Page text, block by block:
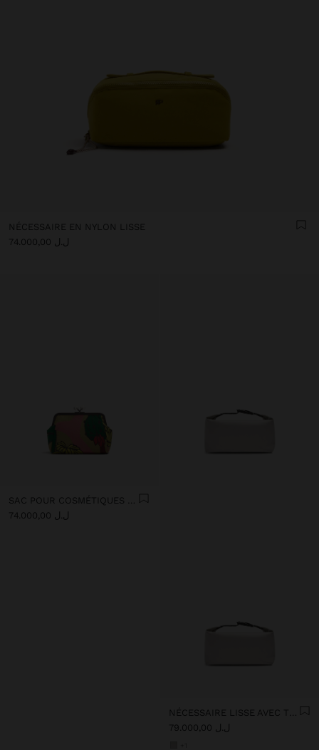
NÉCESSAIRE EN NYLON LISSE
ل.ل 74.000,00
SAC POUR COSMÉTIQUES IMPRIMÉ
ل.ل 74.000,00
NÉCESSAIRE LISSE AVEC TEXTURE DOUCE
ل.ل 79.000,00